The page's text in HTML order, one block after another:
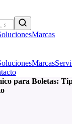
Marcas
Marcas
para Boletas: